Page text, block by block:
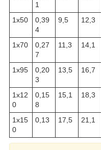
1
1х50
0,39
4
9,5 12,3
1х70
0,27
7
11,3 14,1
1х95
0,20
3
13,5 16,7
1х12
0
0,15
8
15,1 18,3
1х15
0
0,13 17,5 21,1